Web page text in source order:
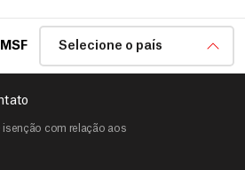
Selecione o país
isenção com relação aos